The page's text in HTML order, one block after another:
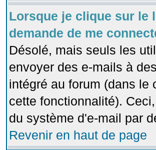
Lorsque je clique sur le
demande de me
Désolé, mais seuls les
envoyer des e-mails à
intégré au forum (dans le
cette fonctionnalité).
du système d'e-mail par
Revenir en haut de page